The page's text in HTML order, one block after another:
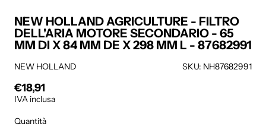
NEW HOLLAND AGRICULTURE - FILTRO
DELL'ARIA MOTORE SECONDARIO - 65
MM DI X 84 MM DE X 298 MM L - 87682991
NEW HOLLAND
SKU: NH87682991
Prezzo regolare
€18,91
IVA inclusa
Quantità